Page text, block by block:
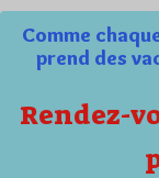
Comme
prend des
Rendez-